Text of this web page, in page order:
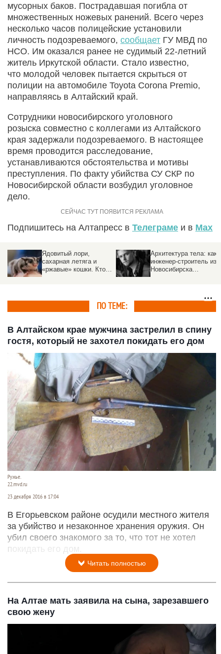
мусорных баков. Пострадавшая погибла от
множественных ножевых ранений. Всего через
несколько часов полицейские установили
личность подозреваемого, сообщает ГУ МВД по
НСО. Им оказался ранее не судимый 22-летний
житель Иркутской области. Стало известно,
что молодой человек пытается скрыться от
полиции на автомобиле Toyota Corona Premio,
направляясь в Алтайский край.
Сотрудники новосибирского уголовного
розыска совместно с коллегами из Алтайского
края задержали подозреваемого. В настоящее
время проводится расследование,
устанавливаются обстоятельства и мотивы
преступления. По факту убийства СУ СКР по
Новосибирской области возбудил уголовное
дело.
Подпишитесь на Алтапресс в Телеграме и в Max
Ядовитый лори,
сахарная летяга и
«ржавые» кошки. Кто
Архитектура тела: как
инженер-строитель из
Новосибирска
ПО ТЕМЕ:
В Алтайском крае мужчина застрелил в спину
гостя, который не захотел покидать его дом
Ружье.
22.mvd.ru
23 декабря 2016 в 17:04
В Егорьевском районе осудили местного жителя
за убийство и незаконное хранения оружия. Он
убил своего знакомого за то, что тот не хотел
покидать его дом.
Читать полностью
На Алтае мать заявила на сына, зарезавшего
свою жену